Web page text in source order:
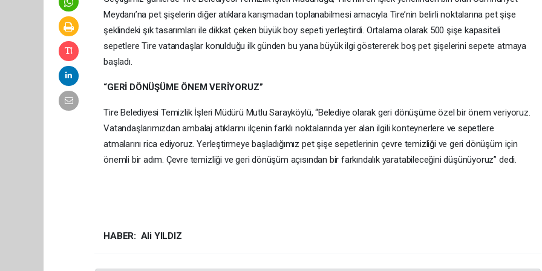
Meydanı’na pet şişelerin diğer atıklara karışmadan toplanabilmesi amacıyla Tire’nin belirli noktalarına pet şişe
şeklindeki şık tasarımları ile dikkat çeken büyük boy sepeti yerleştirdi. Ortalama olarak 500 şişe kapasiteli
sepetlere Tire vatandaşlar konulduğu ilk günden bu yana büyük ilgi göstererek boş pet şişelerini sepete atmaya
başladı.
“GERİ DÖNÜŞÜME ÖNEM VERİYORUZ”
Tire Belediyesi Temizlik İşleri Müdürü Mutlu Sarayköylü, “Belediye olarak geri dönüşüme özel bir önem veriyoruz.
Vatandaşlarımızdan ambalaj atıklarını ilçenin farklı noktalarında yer alan ilgili konteynerlere ve sepetlere
atmalarını rica ediyoruz. Yerleştirmeye başladığımız pet şişe sepetlerinin çevre temizliği ve geri dönüşüm için
önemli bir adım. Çevre temizliği ve geri dönüşüm açısından bir farkındalık yaratabileceğini düşünüyoruz” dedi.
HABER: Ali YILDIZ